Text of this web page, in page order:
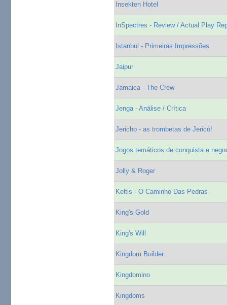
Insekten Hotel
InSpectres - Review / Actual Play
Istanbul - Primeiras Impressões
Jaipur
Jamaica - The Crew
Jenga - Análise / Crítica
Jericho - as trombetas de Jericó!
Jogos temáticos de conquista e
Jolly & Roger
Keltis - O Caminho Das Pedras
King's Gold
King's Will
Kingdom Builder
Kingdomino
Kingdoms